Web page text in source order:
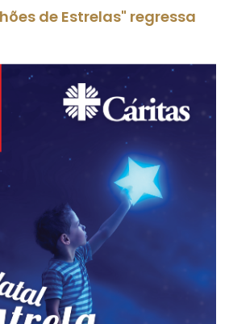
de Estrelas" regressa